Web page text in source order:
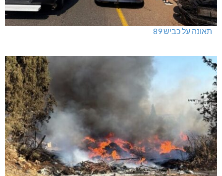
תאונה על כביש 89